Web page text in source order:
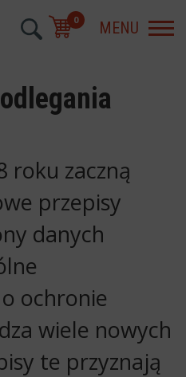
MENU
0
roku zaczną
przepisy
danych
ochronie
wiele nowych
te przyznają